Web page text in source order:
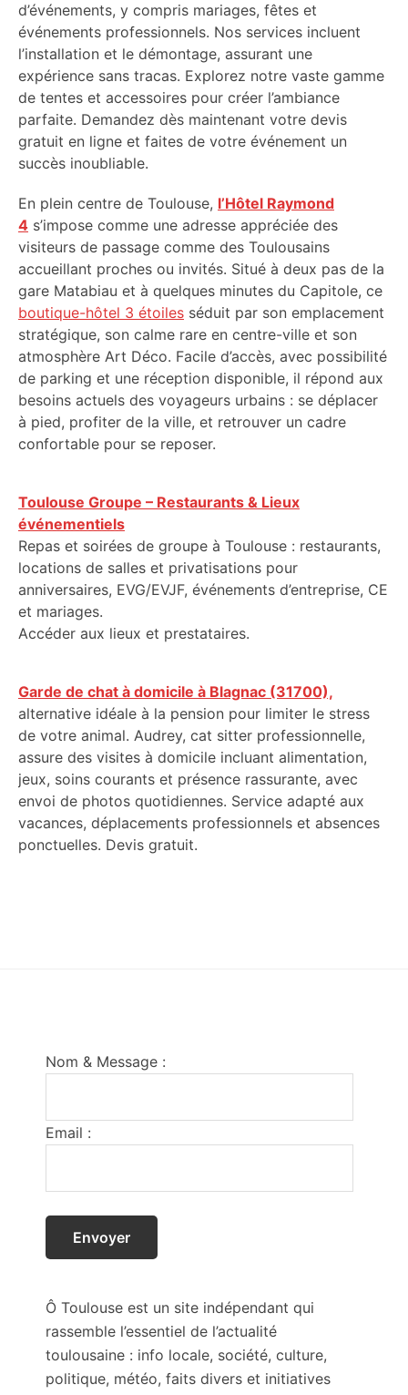
d’événements, y compris mariages, fêtes et
événements professionnels. Nos services incluent
l’installation et le démontage, assurant une
expérience sans tracas. Explorez notre vaste gamme
de tentes et accessoires pour créer l’ambiance
parfaite. Demandez dès maintenant votre devis
gratuit en ligne et faites de votre événement un
succès inoubliable.
En plein centre de Toulouse, l’Hôtel Raymond
4 s’impose comme une adresse appréciée des
visiteurs de passage comme des Toulousains
accueillant proches ou invités. Situé à deux pas de la
gare Matabiau et à quelques minutes du Capitole, ce
boutique-hôtel 3 étoiles séduit par son emplacement
stratégique, son calme rare en centre-ville et son
atmosphère Art Déco. Facile d’accès, avec possibilité
de parking et une réception disponible, il répond aux
besoins actuels des voyageurs urbains : se déplacer
à pied, profiter de la ville, et retrouver un cadre
confortable pour se reposer.
Toulouse Groupe – Restaurants & Lieux
événementiels
Repas et soirées de groupe à Toulouse : restaurants,
locations de salles et privatisations pour
anniversaires, EVG/EVJF, événements d’entreprise, CE
et mariages.
Accéder aux lieux et prestataires.
Garde de chat à domicile à Blagnac (31700),
alternative idéale à la pension pour limiter le stress
de votre animal. Audrey, cat sitter professionnelle,
assure des visites à domicile incluant alimentation,
jeux, soins courants et présence rassurante, avec
envoi de photos quotidiennes. Service adapté aux
vacances, déplacements professionnels et absences
ponctuelles. Devis gratuit.
Nom & Message :
Email :
Ô Toulouse est un site indépendant qui
rassemble l’essentiel de l’actualité
toulousaine : info locale, société, culture,
politique, météo, faits divers et initiatives